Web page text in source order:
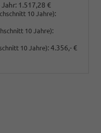
1.517,28 €
10 Jahre):
10 Jahre):
10 Jahre):4.356,- €